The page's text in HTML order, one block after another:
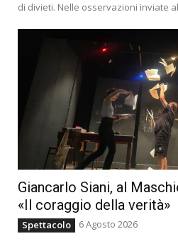
di divieti. Nelle osservazioni inviate
Giancarlo Siani, al
«Il coraggio della verità»
Spettacolo 6 Agosto 2026